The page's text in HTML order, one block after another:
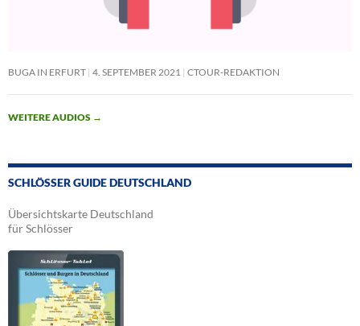
BUGA IN ERFURT 4. SEPTEMBER 2021 CTOUR-REDAKTION
WEITERE AUDIOS →
SCHLÖSSER GUIDE DEUTSCHLAND
Übersichtskarte Deutschland
für Schlösser